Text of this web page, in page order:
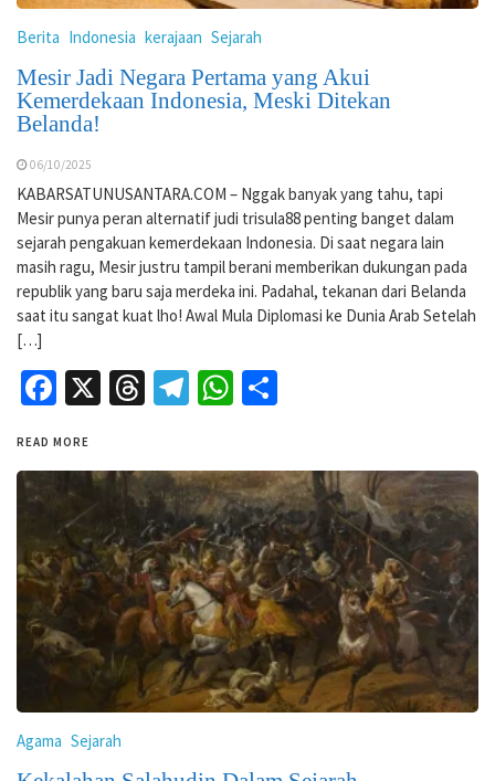
Berita Indonesia kerajaan Sejarah
Mesir Jadi Negara Pertama yang Akui
Kemerdekaan Indonesia, Meski Ditekan
Belanda!
06/10/2025
KABARSATUNUSANTARA.COM – Nggak banyak yang tahu, tapi
Mesir punya peran alternatif judi trisula88 penting banget dalam
sejarah pengakuan kemerdekaan Indonesia. Di saat negara lain
masih ragu, Mesir justru tampil berani memberikan dukungan pada
republik yang baru saja merdeka ini. Padahal, tekanan dari Belanda
saat itu sangat kuat lho! Awal Mula Diplomasi ke Dunia Arab Setelah
[…]
Facebook
X Threads
Telegram
WhatsApp
READ MORE
Agama Sejarah